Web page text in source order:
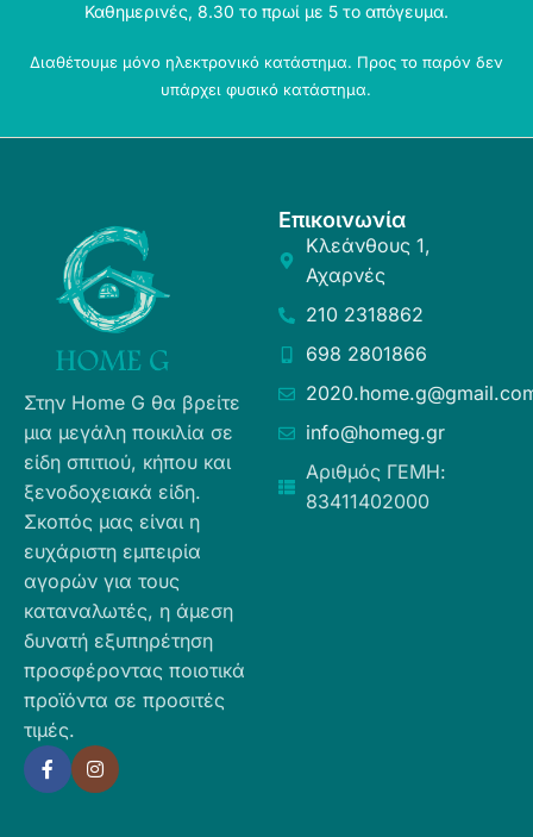
Καθημερινές, 8.30 το πρωί με 5 το απόγευμα.
Διαθέτουμε μόνο ηλεκτρονικό κατάστημα. Προς το παρόν δεν
υπάρχει φυσικό κατάστημα.
Στην Home G θα βρείτε
μια μεγάλη ποικιλία σε
είδη σπιτιού, κήπου και
ξενοδοχειακά είδη.
Σκοπός μας είναι η
ευχάριστη εμπειρία
αγορών για τους
καταναλωτές, η άμεση
δυνατή εξυπηρέτηση
προσφέροντας ποιοτικά
προϊόντα σε προσιτές
τιμές.
Επικοινωνία
Κλεάνθους 1,
Αχαρνές
210 2318862
698 2801866
info@homeg.gr
Αριθμός ΓΕΜΗ:
83411402000